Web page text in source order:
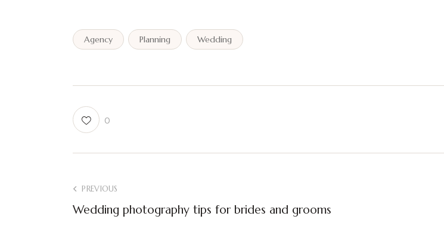
Agency Planning Wedding
0
PREVIOUS
Wedding photography tips for brides and grooms